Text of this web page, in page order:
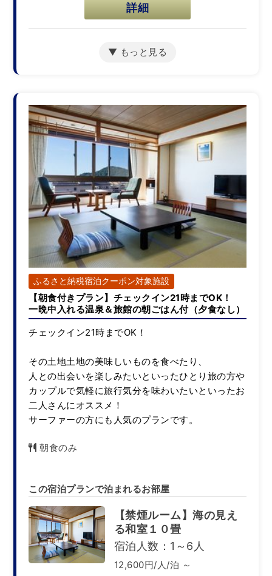
詳細
【禁煙ルーム】海の見え
る和室１０畳
詳細
【禁煙ルーム】海の見え
る和室7.5畳（ユニットバ
ス付き）
宿泊人数：1～4人
23,500円/人/泊 ～
詳細
ふるさと納税宿泊クーポン対象施設
【朝食付きプラン】チェックイン21時までOK！
一晩中入れる温泉＆旅館の朝ごはん付（夕食なし）
チェックイン21時までOK！
その土地土地の美味しいものを食べたり、
人との出会いを楽しみたいといったひとり旅の方や
カップルで気軽に旅行気分を味わいたいといったお
二人さんにオススメ！
サーファーの方にも人気のプランです。
朝食のみ
この宿泊プランで泊まれるお部屋
【禁煙ルーム】海の見え
る和室１０畳
宿泊人数：1～6人
12,600円/人/泊 ～